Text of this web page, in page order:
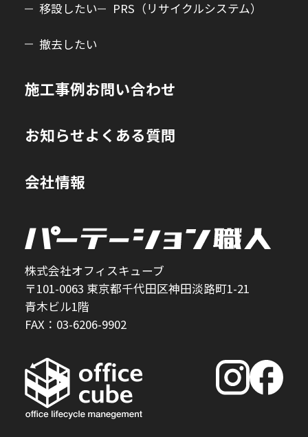
移設したい
撤去したい
PRS（リサイクルシステム）
施工事例
お知らせ
会社情報
お問い合わせ
よくある質問
株式会社オフィスキューブ
〒101-0063 東京都千代田区神田淡路町1-21
青木ビル1階
FAX：03-6206-9902